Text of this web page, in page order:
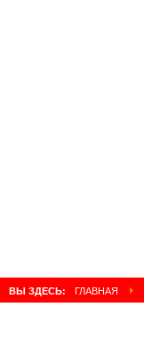
ВЫ ЗДЕСЬ: ГЛАВНАЯ